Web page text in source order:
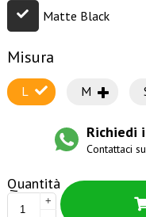
Matte Black
Misura
L M
Richiedi
Contattaci
Quantità
+